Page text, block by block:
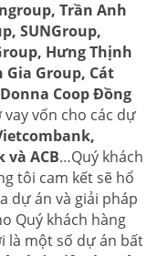
Trần Anh
SUNGroup,
Hưng Thịnh
Gia Group, Cát
Coop Đồng
vốn cho các dự
và ACB…Quý khách
tôi cam kết sẽ hổ
dự án và giải pháp
Quý khách hàng
là một số dự án bất